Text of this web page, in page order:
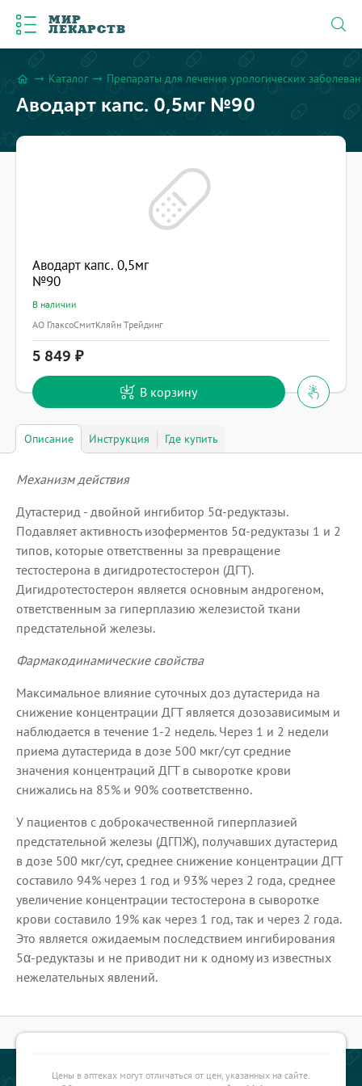
МИР
ЛЕКАРСТВ
home arrow_right_alt Каталог arrow_right_alt Препараты для лечения урологических
Аводарт капс. 0,5мг №90
Аводарт капс. 0,5мг
№90
В наличии
АО ГлаксоСмитКляйн Трейдинг
5 849
В корзину
Описание Инструкция Где купить
Механизм действия
Дутастерид - двойной ингибитор 5α-редуктазы.
Подавляет активность изоферментов 5α-редуктазы 1 и 2
типов, которые ответственны за превращение
тестостерона в дигидротестостерон (ДГТ).
Дигидротестостерон является основным андрогеном,
ответственным за гиперплазию железистой ткани
предстательной железы.
Фармакодинамические свойства
Максимальное влияние суточных доз дутастерида на
снижение концентрации ДГТ является дозозависимым и
наблюдается в течение 1-2 недель. Через 1 и 2 недели
приема дутастерида в дозе 500 мкг/сут средние
значения концентраций ДГТ в сыворотке крови
снижались на 85% и 90% соответственно.
У пациентов с доброкачественной гиперплазией
предстательной железы (ДГПЖ), получавших дутастерид
в дозе 500 мкг/сут, среднее снижение концентрации ДГТ
составило 94% через 1 год и 93% через 2 года, среднее
увеличение концентрации тестостерона в сыворотке
крови составило 19% как через 1 год, так и через 2 года.
Это является ожидаемым последствием ингибирования
5α-редуктазы и не приводит ни к одному из известных
нежелательных явлений.
Цены в аптеках могут отличаться от цен, указанных на сайте.